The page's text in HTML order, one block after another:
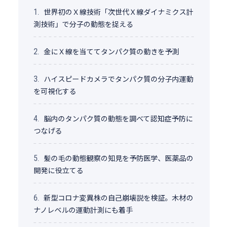
1. 世界初のＸ線技術「次世代Ｘ線ダイナミクス計
測技術」で分子の動態を捉える
2. 金にＸ線を当ててタンパク質の動きを予測
3. ハイスピードカメラでタンパク質の分子内運動
を可視化する
4. 脳内のタンパク質の動態を調べて認知症予防に
つなげる
5. 髪の毛の動態観察の知見を予防医学、医薬品の
開発に役立てる
6. 新型コロナ変異株の自己崩壊説を検証。木材の
ナノレベルの運動計測にも着手